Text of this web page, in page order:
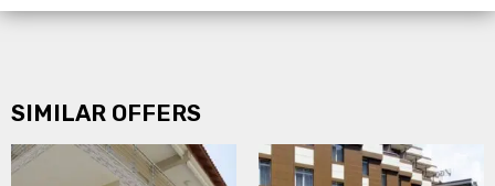
SIMILAR OFFERS